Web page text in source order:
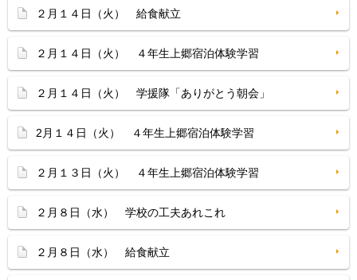
２月１４日（火） 給食献立
２月１４日（火） ４年生上郷宿泊体験学習
２月１４日（火） 学援隊「ありがとう朝会」
2月１４日（火） ４年生上郷宿泊体験学習
２月１３日（火） ４年生上郷宿泊体験学習
２月８日（水） 学校の工夫あれこれ
２月８日（水） 給食献立